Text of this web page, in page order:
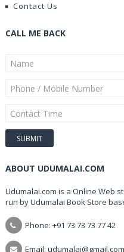
Contact Us
CALL ME BACK
ABOUT UDUMALAI.COM
Udumalai.com is a Online Web
run by Udumalai Book Store
Phone: +91 73 73 73 77 42
Email: udumalai@gmail.com